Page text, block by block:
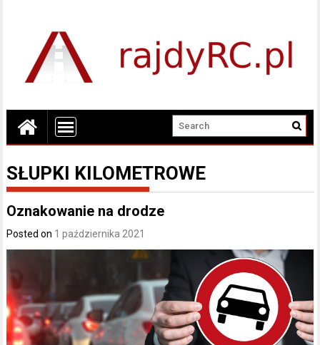
SŁUPKI KILOMETROWE
Oznakowanie na drodze
Posted on 1 października 2021